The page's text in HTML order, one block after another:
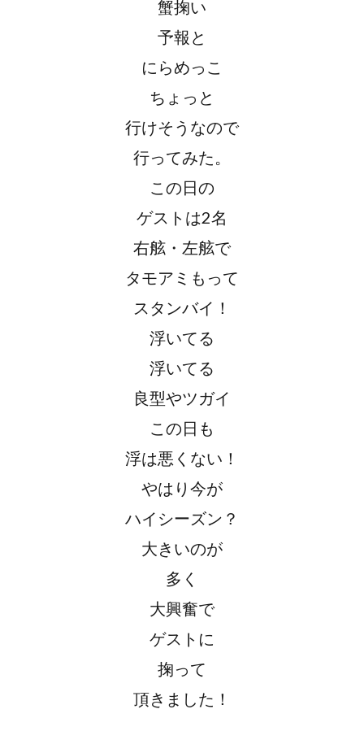
蟹掬い
予報と
にらめっこ
ちょっと
行けそうなので
行ってみた。
この日の
ゲストは2名
右舷・左舷で
タモアミもって
スタンバイ！
浮いてる
浮いてる
良型やツガイ
この日も
浮は悪くない！
やはり今が
ハイシーズン？
大きいのが
多く
大興奮で
ゲストに
掬って
頂きました！